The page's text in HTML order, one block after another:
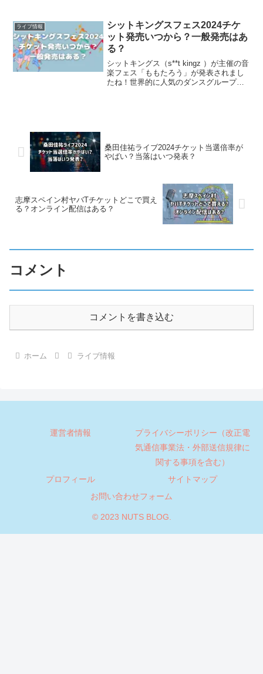
ブツアー2025について・サザンライブツ
アー202...
ライブ情報
シットキングスフェス2024チケ
ット発売いつから？一般発売はあ
る？
シットキングス（s**t kingz ）が主催の音
楽フェス「ももたろう」が発表されまし
たね！世界的に人気のダンスグループで
桑田佳祐ライブ2024チケット当選倍率が
やばい？当落はいつ発表？
志摩スペイン村ヤバTチケットどこで買え
る？オンライン配信はある？
コメント
コメントを書き込む
ホーム ライブ情報
運営者情報
プライバシーポリシー（改正電
気通信事業法・外部送信規律に
関する事項を含む）
プロフィール
サイトマップ
お問い合わせフォーム
© 2023 NUTS BLOG.